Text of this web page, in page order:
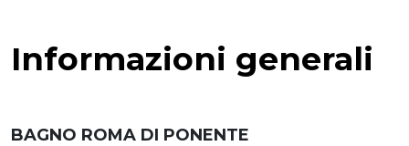
Informazioni generali
BAGNO ROMA DI PONENTE